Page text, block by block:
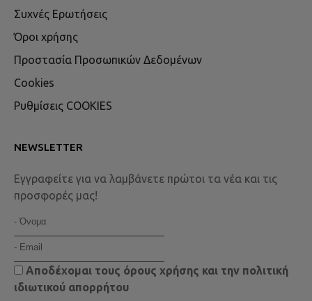
Συχνές Ερωτήσεις
Όροι χρήσης
Προστασία Προσωπικών Δεδομένων
Cookies
Ρυθμίσεις COOKIES
NEWSLETTER
Εγγραφείτε για να λαμβάνετε πρώτοι τα νέα και τις
προσφορές μας!
Αποδέχομαι τους όρους χρήσης και την πολιτική
ιδιωτικού απορρήτου